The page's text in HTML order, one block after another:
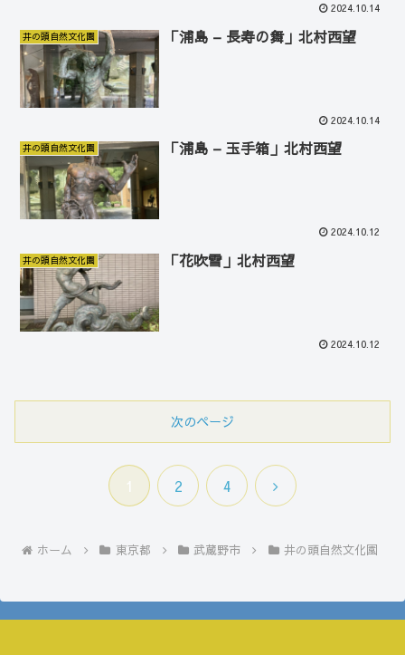
2024.10.14
井の頭自然文化園 「浦島 – 長寿の舞」北村西望
2024.10.14
井の頭自然文化園 「浦島 – 玉手箱」北村西望
2024.10.12
井の頭自然文化園 「花吹雪」北村西望
2024.10.12
次のページ
1 2 4
次
ホーム 東京都 武蔵野市 井の頭自然文化園